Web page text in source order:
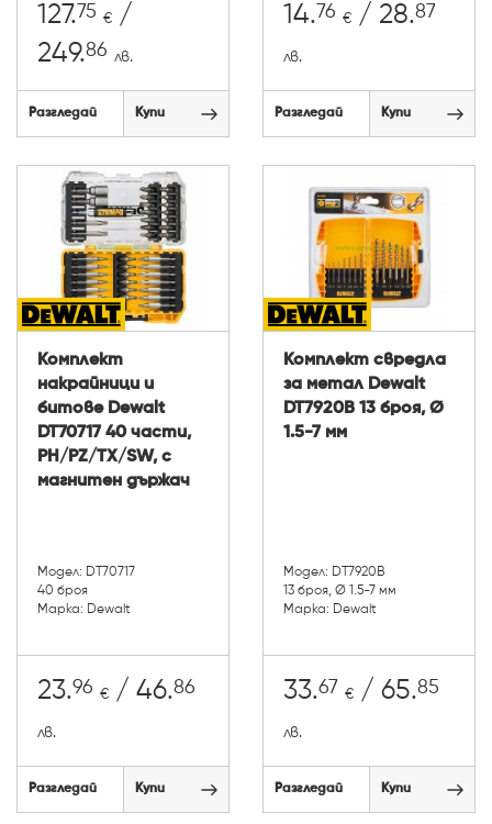
127.75 € /
249.86 лв.
Разгледай Купи
14.76 € / 28.87
лв.
Разгледай Купи
Комплект
накрайници и
битове Dewalt
DT70717 40 части,
PH/PZ/TX/SW, с
магнитен държач
Модел: DT70717
40 броя
Марка: Dewalt
23.96 € / 46.86
лв.
Разгледай Купи
Комплект свредла
за метал Dewalt
DT7920B 13 броя, Ø
1.5-7 мм
Модел: DT7920B
13 броя, Ø 1.5-7 мм
Марка: Dewalt
33.67 € / 65.85
лв.
Разгледай Купи